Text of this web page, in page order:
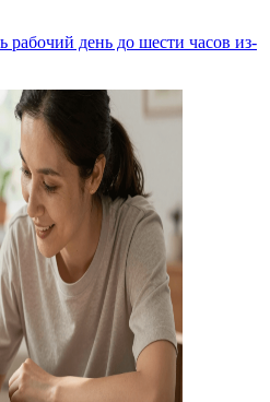
день до шести часов из-